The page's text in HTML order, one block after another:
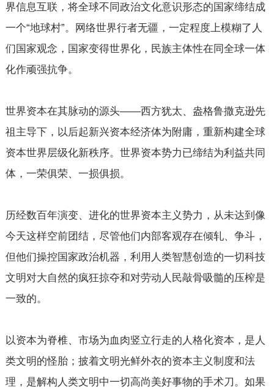
界信息互联，将全球不同政治文化意识形态的国家缔结成
一个“地球村”。网络世界行者无疆，一定程度上模糊了人
们国家观念，国家变得世界化，民族主体性在同全球一体
化作顽强抗争。
世界资本在其脉动的源头——西方犹太、盎格鲁撒克逊先
祖主导下，以后起新兴资本经济体为附庸，重新构建全球
资本世界层级化新秩序。世界资本势力已缔结为利益共同
体，一荣俱荣、一损俱损。
历经数百年演变、进化的世界资本主义势力，从未达到像
今天这样空前团结，尽管他们内部客观存在倾轧、争斗，
但他们操控国家政治机器，利用人类智慧创造的一切科技
文明对大自然的疯狂掠夺和对劳动人民敲骨吸髓的压榨是
一致的。
以资本为脊椎、市场为血肉竖立行走的人格化资本，是人
类文明的怪胎；披着文明光鲜外衣的资本主义制度和法
理，是解构人类文明中一切高尚美好事物的手术刀。如果